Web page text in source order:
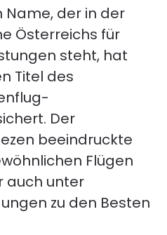
Name, der in der
Österreichs für
steht, hat
Titel des
Der
beeindruckte
Flügen
auch unter
zu den Besten